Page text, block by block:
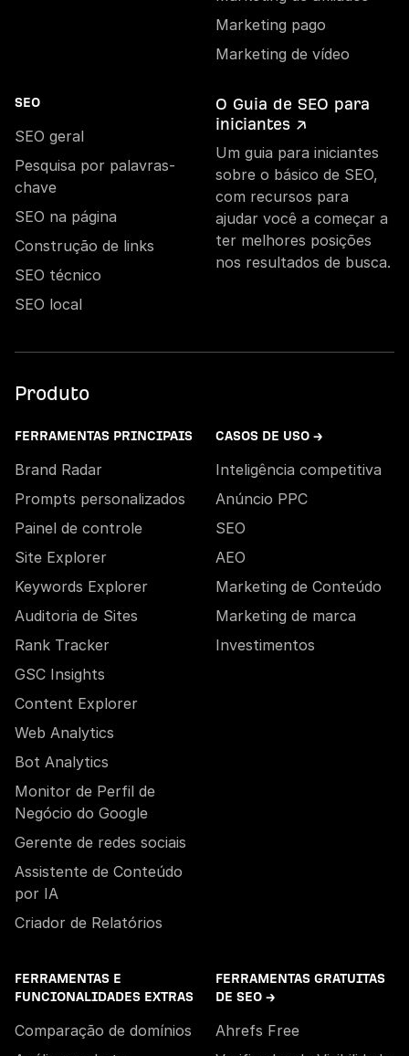
Marketing pago
Marketing de vídeo
SEO
SEO geral
Pesquisa por palavras-
chave
SEO na página
Construção de links
SEO técnico
SEO local
O Guia de SEO para
iniciantes ↗
Um guia para iniciantes
sobre o básico de SEO,
com recursos para
ajudar você a começar a
ter melhores posições
nos resultados de busca.
Produto
FERRAMENTAS PRINCIPAIS
Brand Radar
Prompts personalizados
Painel de controle
Site Explorer
Keywords Explorer
Auditoria de Sites
Rank Tracker
GSC Insights
Content Explorer
Web Analytics
Bot Analytics
Monitor de Perfil de
Negócio do Google
Gerente de redes sociais
Assistente de Conteúdo
por IA
Criador de Relatórios
CASOS DE USO →
Inteligência competitiva
Anúncio PPC
SEO
AEO
Marketing de Conteúdo
Marketing de marca
Investimentos
FERRAMENTAS E
FUNCIONALIDADES EXTRAS
Comparação de domínios
FERRAMENTAS GRATUITAS
DE SEO →
Ahrefs Free